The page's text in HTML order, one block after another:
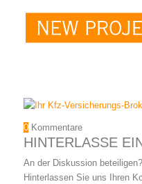
0 Kommentare
HINTERLASSE
An der Diskussion beteiligen?
Hinterlassen Sie uns Ihren